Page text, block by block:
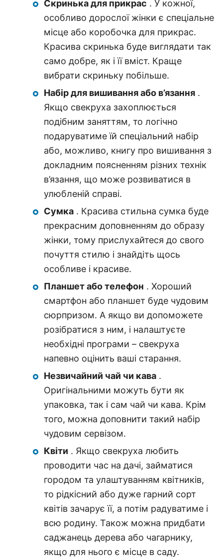
Скринька для прикрас . У кожної,
особливо дорослої жінки є спеціальне
місце або коробочка для прикрас.
Красива скринька буде виглядати так
само добре, як і її вміст. Краще
вибрати скриньку побільше.
Набір для вишивання або в’язання .
Якщо свекруха захоплюється
подібним заняттям, то логічно
подаруватиме їй спеціальний набір
або, можливо, книгу про вишивання з
докладним поясненням різних технік
в’язання, що може розвиватися в
улюбленій справі.
Сумка . Красива стильна сумка буде
прекрасним доповненням до образу
жінки, тому прислухайтеся до свого
почуття стилю і знайдіть щось
особливе і красиве.
Планшет або телефон . Хороший
смартфон або планшет буде чудовим
сюрпризом. А якщо ви допоможете
розібратися з ним, і налаштуєте
необхідні програми – свекруха
напевно оцінить ваші старання.
Незвичайний чай чи кава .
Оригінальними можуть бути як
упаковка, так і сам чай чи кава. Крім
того, можна доповнити такий набір
чудовим сервізом.
Квіти . Якщо свекруха любить
проводити час на дачі, займатися
городом та улаштуванням квітників,
то рідкісний або дуже гарний сорт
квітів зачарує її, а потім радуватиме і
всю родину. Також можна придбати
саджанець дерева або чагарнику,
якщо для нього є місце в саду.